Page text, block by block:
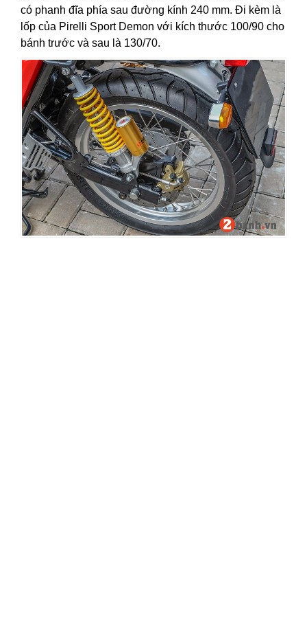
có phanh đĩa phía sau đường kính 240 mm. Đi kèm là
lốp của Pirelli Sport Demon với kích thước 100/90 cho
bánh trước và sau là 130/70.